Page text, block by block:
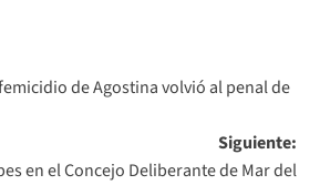
de Agostina volvió al penal de
Siguiente:
en el Concejo Deliberante de Mar del